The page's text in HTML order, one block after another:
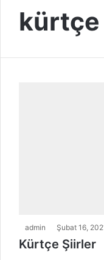
admin Şubat 16,
Kürtçe Şiirler